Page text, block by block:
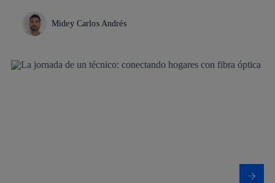
Midey Carlos Andrés